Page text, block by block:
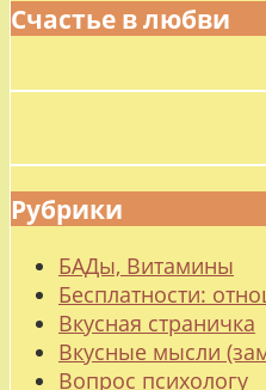
Счастье в любви
Рубрики
БАДы, Витамины
Бесплатности:
Вкусная страничка
Вкусные мысли
Вопрос психологу